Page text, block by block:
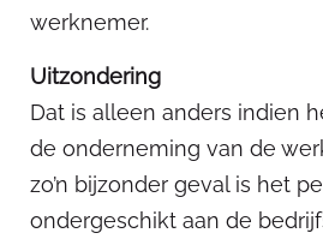
werknemer.
Uitzondering
Dat is alleen anders indien
de onderneming van de
zo’n bijzonder geval is het
ondergeschikt aan de